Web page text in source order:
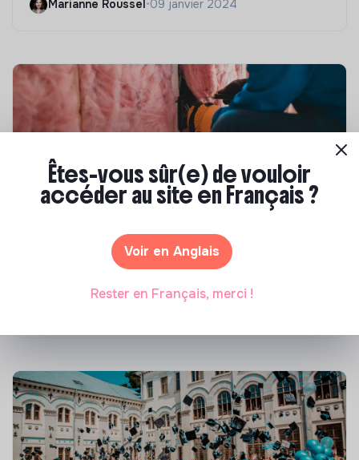
Marianne Roussel •09 janvier 2024
Top 8 des formations en rénovation
Êtes-vous sûr(e) de vouloir
accéder au site en Français ?
Voir en Anglais
Rester en Français, merci !